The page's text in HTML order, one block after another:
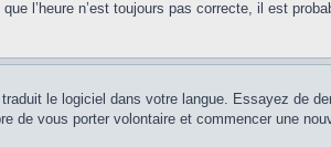
l’heure n’est toujours pas correcte, il est
le logiciel dans votre langue. Essayez de
de vous porter volontaire et commencer une